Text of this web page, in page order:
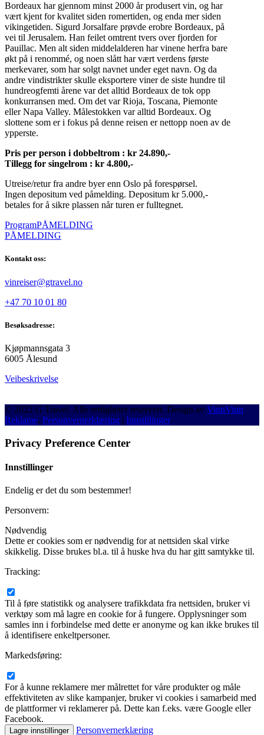
Bordeaux har gjennom minst 2000 år produsert vin, og har
vært kjent for kvalitet siden romertiden, og enda mer siden
vikingetiden. Sigurd Jorsalfare prøvde erobre Bordeaux, på
vei til Jerusalem. Han feilet omtrent tvers over fjorden for
Pauillac. Men alt siden middelalderen har vinene herfra bare
økt på i renommé, og noen slått har vært verdens første
merkevarer, som har solgt navnet under eget navn. Og da
andre vindistrikter skulle eksportere viner de siste hundre til
hundreogfemti årene var det alltid Bordeaux de tok opp
konkurransen med. Om det var Rioja, Toscana, Piemonte
eller Napa Valley. Målestokken var alltid Bordeaux. Og
slottene som er i fokus på denne reisen er nettopp noen av de
ypperste.
Pris per person i dobbeltrom : kr 24.890,-
Tillegg for singelrom : kr 4.800,-
Utreise/retur fra andre byer enn Oslo på forespørsel.
Ingen depositum ved påmelding. Depositum kr 5.000,-
betales for å sikre plassen når turen er fulltegnet.
ProgramPÅMELDING
PÅMELDING
Kontakt oss:
vinreiser@gtravel.no
+47 70 10 01 80
Besøksadresse:
Kjøpmannsgata 3
6005 Ålesund
Veibeskrivelse
© 2022 G Travel. Alle rettigheter reservert. Design av VinnVinn
Reklame. Personvernerklæring | Innstillinger
Privacy Preference Center
Innstillinger
Endelig er det du som bestemmer!
Personvern:
Nødvendig
Dette er cookies som er nødvendig for at nettsiden skal virke
skikkelig. Disse brukes bl.a. til å huske hva du har gitt samtykke til.
Tracking:
Til å føre statistikk og analysere trafikkdata fra nettsiden, bruker vi
verktøy som må lagre en cookie for å fungere. Opplysninger som
samles inn i forbindelse med dette er anonyme og kan ikke brukes til
å identifisere enkeltpersoner.
Markedsføring:
For å kunne reklamere mer målrettet for våre produkter og måle
effektiviteten av slike kampanjer, bruker vi cookies i samarbeid med
de plattformer vi reklamerer på. Dette kan f.eks. være Google eller
Facebook.
Personvernerklæring